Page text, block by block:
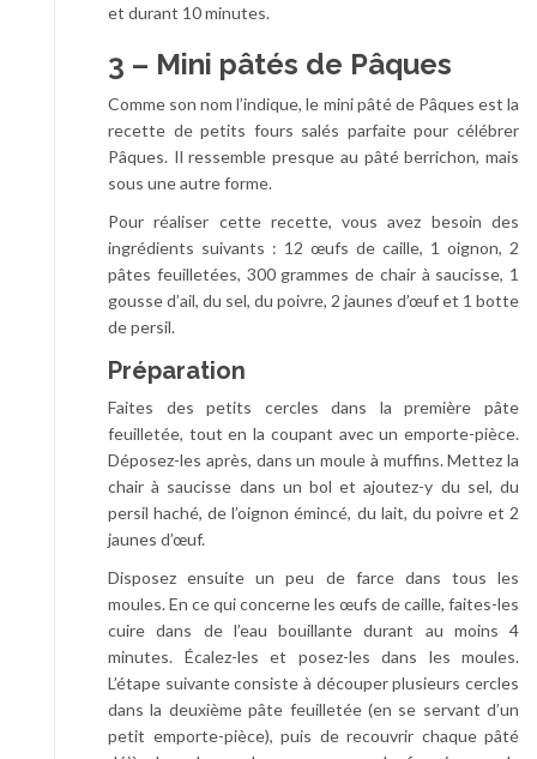
et durant 10 minutes.
3 – Mini pâtés de Pâques
Comme son nom l’indique, le mini pâté de Pâques est la
recette de petits fours salés parfaite pour célébrer
Pâques. Il ressemble presque au pâté berrichon, mais
sous une autre forme.
Pour réaliser cette recette, vous avez besoin des
ingrédients suivants : 12 œufs de caille, 1 oignon, 2
pâtes feuilletées, 300 grammes de chair à saucisse, 1
gousse d’ail, du sel, du poivre, 2 jaunes d’œuf et 1 botte
de persil.
Préparation
Faites des petits cercles dans la première pâte
feuilletée, tout en la coupant avec un emporte-pièce.
Déposez-les après, dans un moule à muffins. Mettez la
chair à saucisse dans un bol et ajoutez-y du sel, du
persil haché, de l’oignon émincé, du lait, du poivre et 2
jaunes d’œuf.
Disposez ensuite un peu de farce dans tous les
moules. En ce qui concerne les œufs de caille, faites-les
cuire dans de l’eau bouillante durant au moins 4
minutes. Écalez-les et posez-les dans les moules.
L’étape suivante consiste à découper plusieurs cercles
dans la deuxième pâte feuilletée (en se servant d’un
petit emporte-pièce), puis de recouvrir chaque pâté